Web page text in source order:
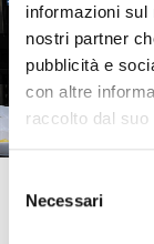
informazioni
nostri partner
pubblicità e
con altre
raccolto dal
delNecessari